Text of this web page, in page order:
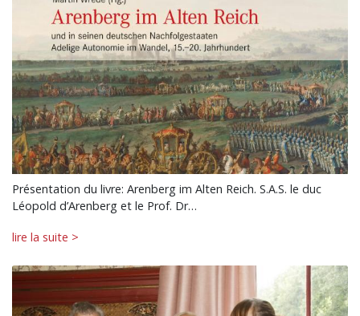
Présentation du livre: Arenberg im Alten Reich. S.A.S. le duc
Léopold d’Arenberg et le Prof. Dr…
lire la suite >